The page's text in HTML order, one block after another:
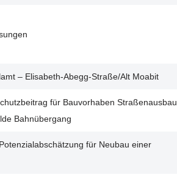
– Elisabeth-Abegg-Straße/Alt Moabit
für Bauvorhaben Straßenausbau
Bahnübergang
für Neubau einer